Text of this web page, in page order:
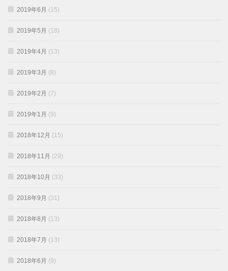
2019年6月 (15)
2019年5月 (18)
2019年4月 (13)
2019年3月 (8)
2019年2月 (7)
2019年1月 (9)
2018年12月 (15)
2018年11月 (29)
2018年10月 (33)
2018年9月 (31)
2018年8月 (13)
2018年7月 (13)
2018年6月 (9)